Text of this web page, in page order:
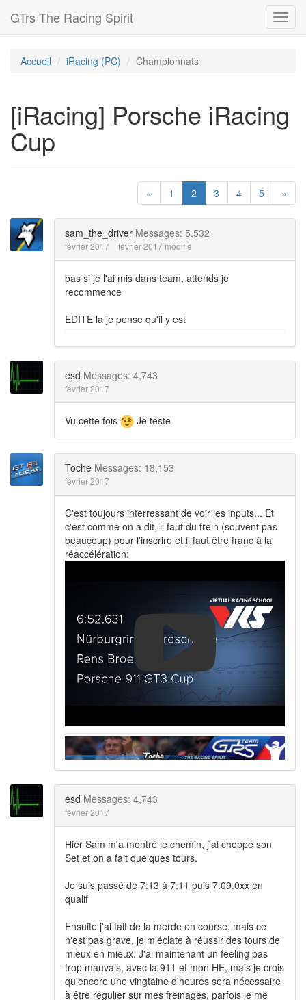
GTrs The Racing Spirit
Accueil iRacing (PC) Championnats
[iRacing] Porsche iRacing
Cup
« 1 2 3 4 5 »
sam_the_driver Messages: 5,532
février 2017 février 2017 modifié
bas si je l'ai mis dans team, attends je
recommence
EDITE la je pense qu'il y est
esd Messages: 4,743
février 2017
Vu cette fois Je teste
Toche Messages: 18,153
février 2017
C'est toujours interressant de voir les inputs... Et
c'est comme on a dit, il faut du frein (souvent pas
beaucoup) pour l'inscrire et il faut être franc à la
réaccélération:
esd Messages: 4,743
février 2017
Hier Sam m'a montré le chemin, j'ai choppé son
Set et on a fait quelques tours.
Je suis passé de 7:13 à 7:11 puis 7:09.0xx en
qualif
Ensuite j'ai fait de la merde en course, mais ce
n'est pas grave, je m'éclate à réussir des tours de
mieux en mieux. J'ai maintenant un feeling pas
trop mauvais, avec la 911 et mon HE, mais je crois
qu'encore une vingtaine d'heures sera nécessaire
à être régulier sur mes freinages, parfois je me